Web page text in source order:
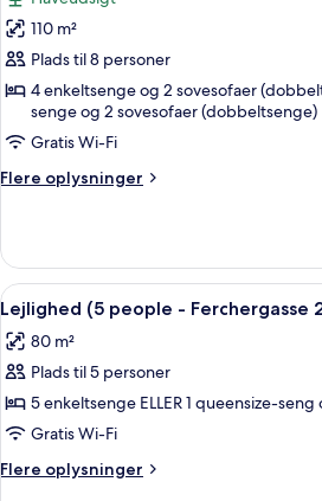
Heigerleinstrasse
55)
billeder
af
Lejlighed
-
soveværelser
-
(8
people)
110 m²
Plads til 8 personer
4 enkeltsenge og 2 sovesofaer
senge og 2 sovesofaer (dobbeltsenge)
Gratis Wi-Fi
Flere oplysninger
Flere
-
soveværelser
have-
område
people)
Indlæs
alle
billeder
af
Lejlighed
(5
people
-
En
18
Lejlighed (5 people - Ferchergasse
80 m²
Plads til 5 personer
5 enkeltsenge ELLER 1 queensize-
Gratis Wi-Fi
Flere oplysninger
Flere